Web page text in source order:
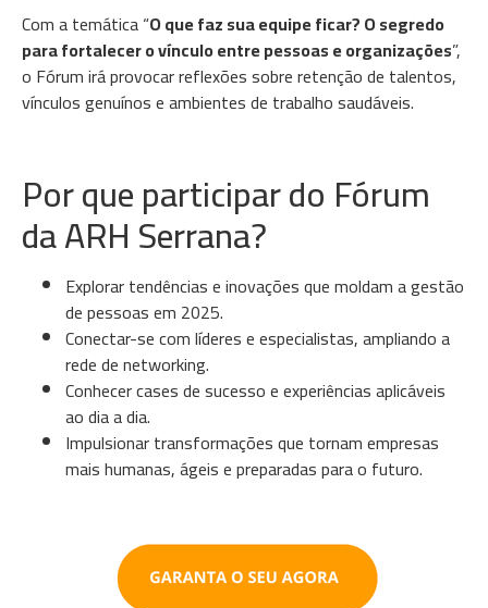
Com a temática “O que faz sua equipe ficar? O segredo
para fortalecer o vínculo entre pessoas e organizações”,
o Fórum irá provocar reflexões sobre retenção de talentos,
vínculos genuínos e ambientes de trabalho saudáveis.
Por que participar do Fórum
da ARH Serrana?
Explorar tendências e inovações que moldam a gestão
de pessoas em 2025.
Conectar-se com líderes e especialistas, ampliando a
rede de networking.
Conhecer cases de sucesso e experiências aplicáveis
ao dia a dia.
Impulsionar transformações que tornam empresas
mais humanas, ágeis e preparadas para o futuro.